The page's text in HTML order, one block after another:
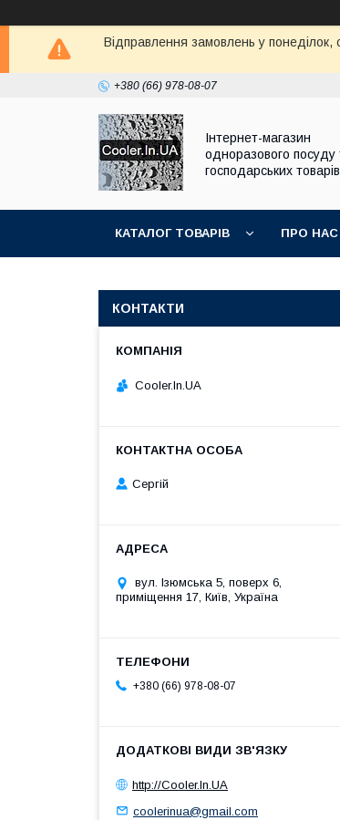
Відправлення замовлень у
+380 (66) 978-08-07
Інтернет-магазин
одноразового посуду
господарських товарів
КАТАЛОГ ТОВАРІВ ПРО НАС
КОНТАКТИ
Cooler.In.UA
Сергій
вул. Ізюмська 5, поверх 6,
приміщення 17, Київ, Україна
+380 (66) 978-08-07
http://Cooler.In.UA
coolerinua@gmail.com